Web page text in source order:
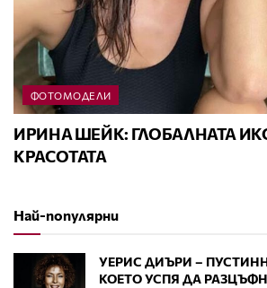
ФОТОМОДЕЛИ
ИРИНА ШЕЙК: ГЛОБАЛНАТА
КРАСОТАТА
Най-популярни
УЕРИС ДИЪРИ –
КОЕТО УСПЯ ДА